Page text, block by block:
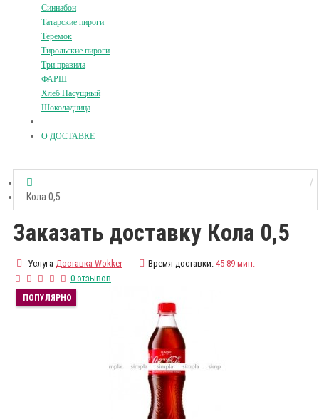
Синнабон
Татарские пироги
Теремок
Тирольские пироги
Три правила
ФАРШ
Хлеб Насущный
Шоколадница
О ДОСТАВКЕ
Кола 0,5
Заказать доставку Кола 0,5
Услуга Доставка Wokker Время доставки: 45-89 мин.
0 отзывов
ПОПУЛЯРНО